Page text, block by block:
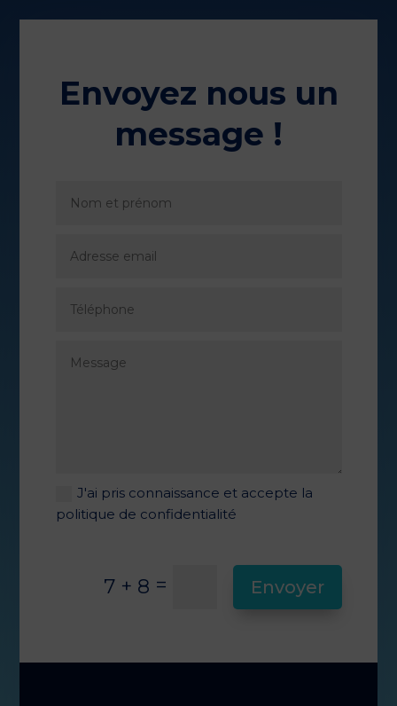
Envoyez nous un
message !
J'ai pris connaissance et accepte la
politique de confidentialité
7 + 8 = Envoyer